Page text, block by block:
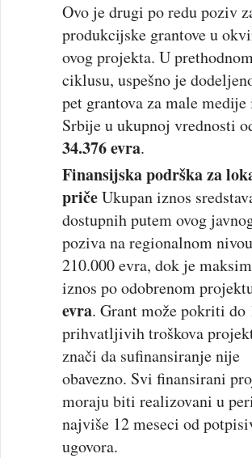
Ovo je drugi po redu poziv
produkcijske grantove u
ovog projekta. U
ciklusu, uspešno je
pet grantova za male medije
Srbije u ukupnoj vrednosti
34.376 evra.
Finansijska podrška za
pričeUkupan iznos
dostupnih putem ovog
poziva na regionalnom
210.000 evra, dok je
iznos po odobrenom
evra. Grant može pokriti do
prihvatljivih troškova
znači da sufinansiranje nije
obavezno. Svi finansirani
moraju biti realizovani u
najviše 12 meseci od
ugovora.